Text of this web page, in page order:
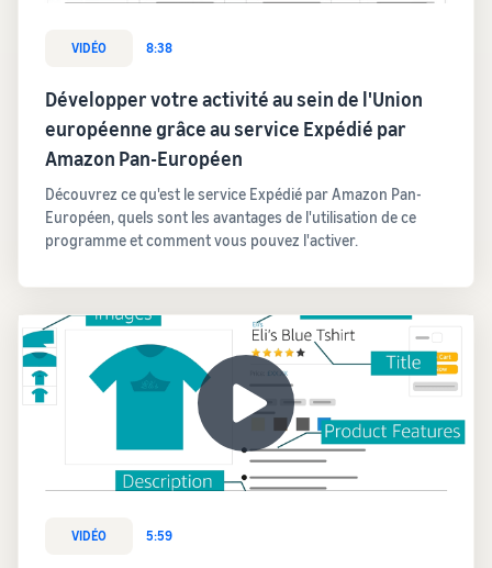
VIDÉO 8:38
Développer votre activité au sein de l'Union
européenne grâce au service Expédié par
Amazon Pan-Européen
Découvrez ce qu'est le service Expédié par Amazon Pan-
Européen, quels sont les avantages de l'utilisation de ce
programme et comment vous pouvez l'activer.
VIDÉO 5:59